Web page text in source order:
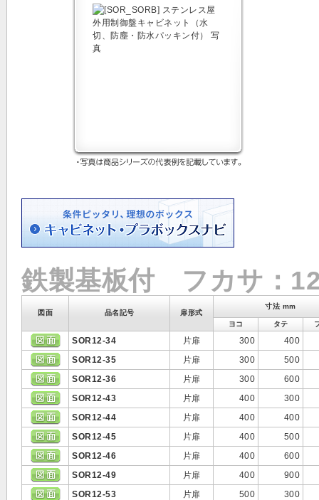
鉄製基板付 フカサ：
図面 品名記号 扉形式
寸法 mm
ヨコ タテ
SOR12-34 片扉 300
400
SOR12-35
片扉 300
500
SOR12-36
片扉 300
600
SOR12-43
片扉 400
300
SOR12-44
片扉 400
400
SOR12-45
片扉 400
500
SOR12-46
片扉 400
600
SOR12-49
片扉 400
900
SOR12-53
片扉 500
300